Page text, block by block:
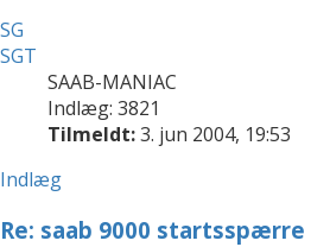
SG
SGT
SAAB-MANIAC
Indlæg: 3821
Tilmeldt:3. jun 2004, 19:53
Indlæg
Re: saab 9000 startsspærre